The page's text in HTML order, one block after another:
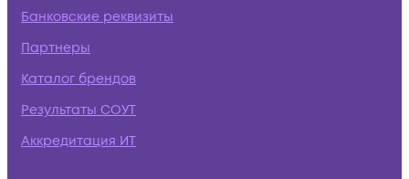
Банковские реквизиты
Партнеры
Каталог брендов
Результаты СОУТ
Аккредитация ИТ